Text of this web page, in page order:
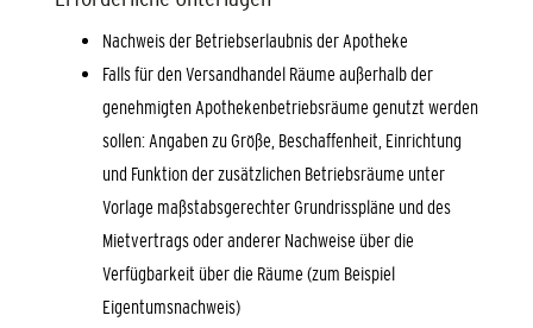
Nachweis der Betriebserlaubnis der Apotheke
Falls für den Versandhandel Räume außerhalb der
genehmigten Apothekenbetriebsräume genutzt werden
sollen: Angaben zu Größe, Beschaffenheit, Einrichtung
und Funktion der zusätzlichen Betriebsräume unter
Vorlage maßstabsgerechter Grundrisspläne und des
Mietvertrags oder anderer Nachweise über die
Verfügbarkeit über die Räume (zum Beispiel
Eigentumsnachweis)